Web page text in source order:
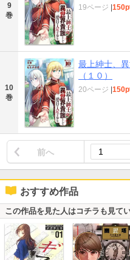
9
巻
19ページ |
10
巻
最上紳士、
（１０）
20ページ |
前へ
おすすめ作品
この作品を見た人はコチラも見て